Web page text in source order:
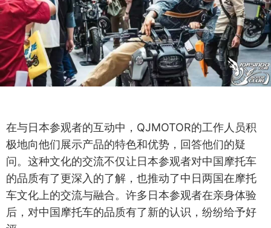
在与日本参观者的互动中，QJMOTOR的工作人员积
极地向他们展示产品的特色和优势，回答他们的疑
问。这种文化的交流不仅让日本参观者对中国摩托车
的品质有了更深入的了解，也推动了中日两国在摩托
车文化上的交流与融合。许多日本参观者在亲身体验
后，对中国摩托车的品质有了新的认识，纷纷给予好